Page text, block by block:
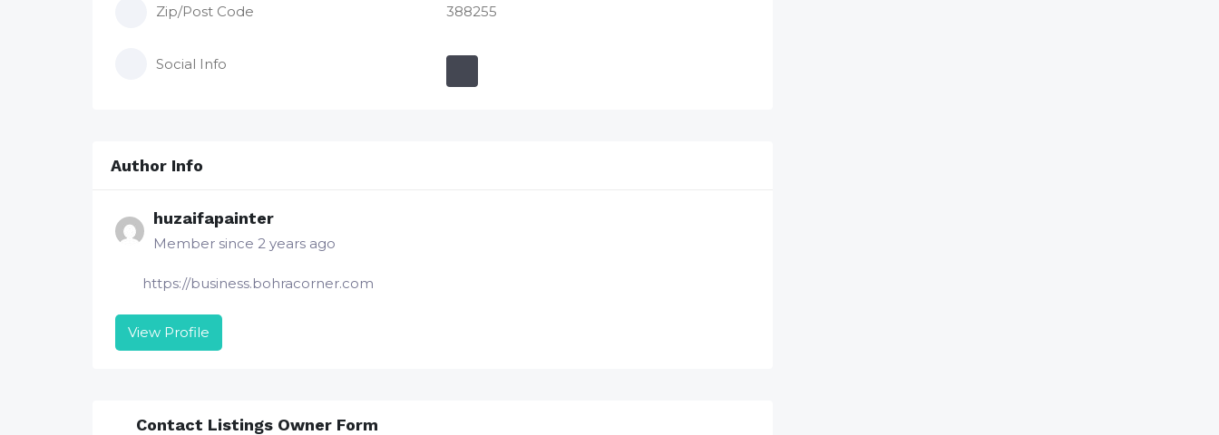
Zip/Post Code 388255
Social Info
Author Info
huzaifapainter
Member since 2 years ago
https://business.bohracorner.com
View Profile
Contact Listings Owner Form